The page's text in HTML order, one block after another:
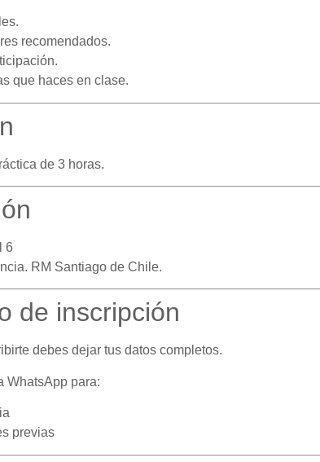
recomendados.
que haces en clase.
de 3 horas.
6
RM Santiago de Chile.
de inscripción
debes dejar tus datos completos.
WhatsApp para:
previas